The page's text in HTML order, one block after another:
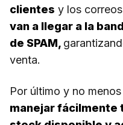
clientes y los
van a llegar a la
de SPAM,
venta.
Por último y no
manejar fácilmente